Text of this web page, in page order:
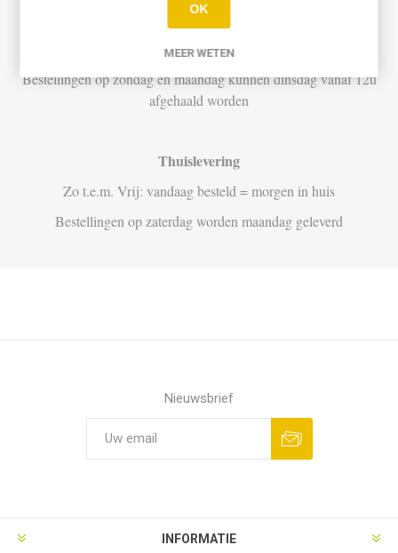
Di t.e.m. Za: Vandaag besteld vóór 15u = vandaag af te halen
vanaf 16u
Bestellingen op zondag en maandag kunnen dinsdag vanaf 12u
afgehaald worden
Thuislevering
Zo t.e.m. Vrij: vandaag besteld = morgen in huis
Bestellingen op zaterdag worden maandag geleverd
Nieuwsbrief
INFORMATIE
OK
MEER WETEN